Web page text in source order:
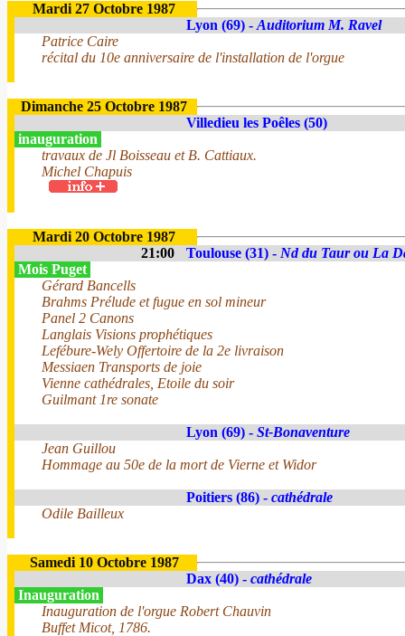
Mardi 27 Octobre 1987
Lyon (69) - Auditorium M. Ravel
Patrice Caire
récital du 10e anniversaire de l'installation de l'orgue
Dimanche 25 Octobre 1987
Villedieu les Poêles (50)
inauguration
travaux de Jl Boisseau et B. Cattiaux.
Michel Chapuis
Mardi 20 Octobre 1987
21:00
Toulouse (31) - Nd du Taur ou La
Mois Puget
Gérard Bancells
Brahms Prélude et fugue en sol mineur
Panel 2 Canons
Langlais Visions prophétiques
Lefébure-Wely Offertoire de la 2e livraison
Messiaen Transports de joie
Vienne cathédrales, Etoile du soir
Guilmant 1re sonate
Lyon (69) - St-Bonaventure
Jean Guillou
Hommage au 50e de la mort de Vierne et Widor
Poitiers (86) - cathédrale
Odile Bailleux
Samedi 10 Octobre 1987
Dax (40) - cathédrale
Inauguration
Inauguration de l'orgue Robert Chauvin
Buffet Micot, 1786.